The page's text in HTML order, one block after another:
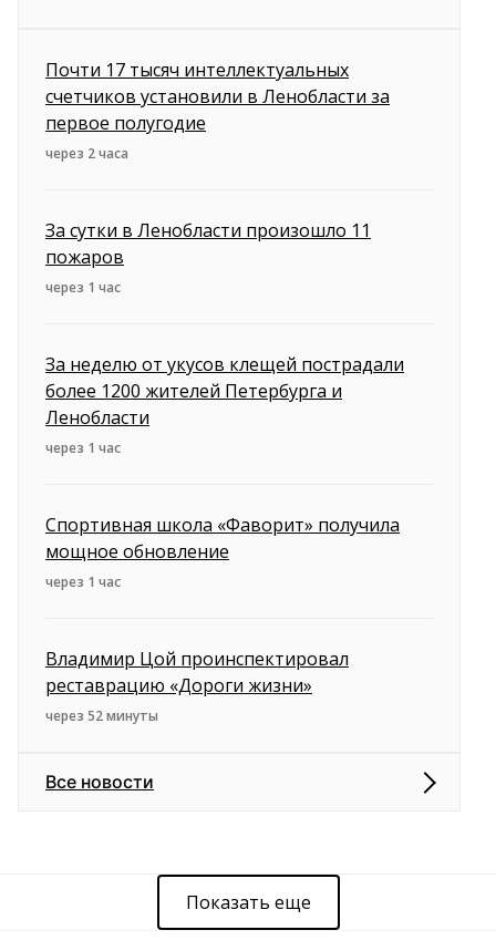
Почти 17 тысяч интеллектуальных
счетчиков установили в Ленобласти за
первое полугодие
через 2 часа
За сутки в Ленобласти произошло 11
пожаров
через 1 час
За неделю от укусов клещей пострадали
более 1200 жителей Петербурга и
Ленобласти
через 1 час
Спортивная школа «Фаворит» получила
мощное обновление
через 1 час
Владимир Цой проинспектировал
реставрацию «Дороги жизни»
через 52 минуты
Все новости
Показать еще